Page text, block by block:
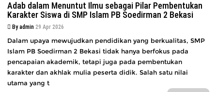
Adab dalam Menuntut Ilmu sebagai Pilar Pembentukan
Karakter Siswa di SMP Islam PB Soedirman 2 Bekasi
By admin 29 Apr 2026
Dalam upaya mewujudkan pendidikan yang berkualitas, SMP
Islam PB Soedirman 2 Bekasi tidak hanya berfokus pada
pencapaian akademik, tetapi juga pada pembentukan
karakter dan akhlak mulia peserta didik. Salah satu nilai
utama yang t